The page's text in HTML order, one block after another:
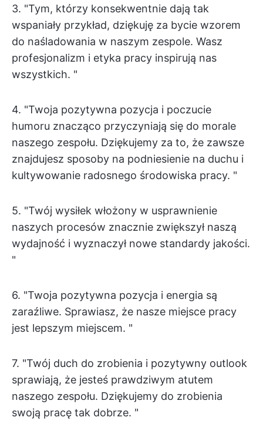
3. "Tym, którzy konsekwentnie dają tak
wspaniały przykład, dziękuję za bycie wzorem
do naśladowania w naszym zespole. Wasz
profesjonalizm i etyka pracy inspirują nas
wszystkich. "
4. "Twoja pozytywna pozycja i poczucie
humoru znacząco przyczyniają się do morale
naszego zespołu. Dziękujemy za to, że zawsze
znajdujesz sposoby na podniesienie na duchu i
kultywowanie radosnego środowiska pracy. "
5. "Twój wysiłek włożony w usprawnienie
naszych procesów znacznie zwiększył naszą
wydajność i wyznaczył nowe standardy jakości.
"
6. "Twoja pozytywna pozycja i energia są
zaraźliwe. Sprawiasz, że nasze miejsce pracy
jest lepszym miejscem. "
7. "Twój duch do zrobienia i pozytywny outlook
sprawiają, że jesteś prawdziwym atutem
naszego zespołu. Dziękujemy do zrobienia
swoją pracę tak dobrze. "